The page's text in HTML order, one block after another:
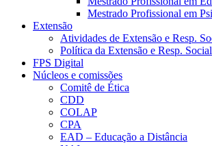
Mestrado Profissional em
Extensão
Atividades de Extensão e Resp.
Política da Extensão e Resp. Social
FPS Digital
Núcleos e comissões
Comitê de Ética
CDD
COLAP
CPA
EAD – Educação a Distância